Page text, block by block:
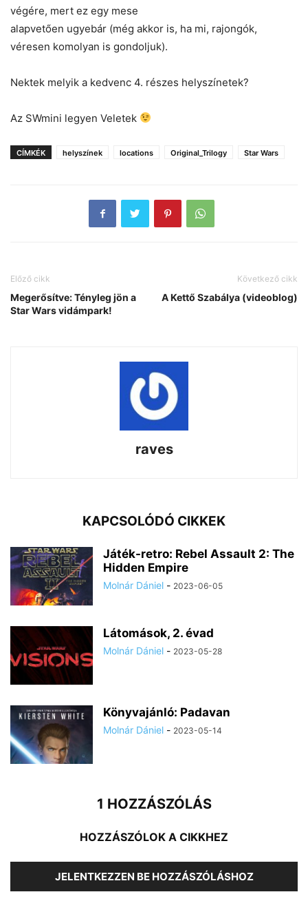
végére, mert ez egy mese
alapvetően ugyebár (még akkor is, ha mi, rajongók,
véresen komolyan is gondoljuk).
Nektek melyik a kedvenc 4. részes helyszínetek?
Az SWmini legyen Veletek
CÍMKÉK helyszínek locations Original_Trilogy Star Wars
Előző cikk
Megerősítve: Tényleg jön a
Star Wars vidámpark!
Következő cikk
A Kettő Szabálya (videoblog)
raves
KAPCSOLÓDÓ CIKKEK
Játék-retro: Rebel Assault 2: The
Hidden Empire
Molnár Dániel - 2023-06-05
Látomások, 2. évad
Molnár Dániel - 2023-05-28
Könyvajánló: Padavan
Molnár Dániel - 2023-05-14
1 HOZZÁSZÓLÁS
HOZZÁSZÓLOK A CIKKHEZ
JELENTKEZZEN BE HOZZÁSZÓLÁSHOZ